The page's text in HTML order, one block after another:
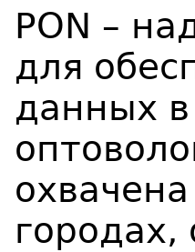
PON –
для
данных
городах,